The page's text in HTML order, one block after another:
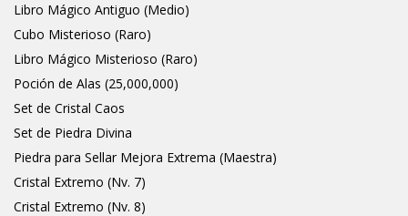
Libro Mágico Antiguo (Medio)
Cubo Misterioso (Raro)
Libro Mágico Misterioso (Raro)
Poción de Alas (25,000,000)
Set de Cristal Caos
Set de Piedra Divina
Piedra para Sellar Mejora Extrema (Maestra)
Cristal Extremo (Nv. 7)
Cristal Extremo (Nv. 8)